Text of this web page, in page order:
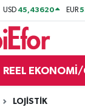
USD 45,43620 EUR
REEL EKONOMİ/
LOJİSTİK